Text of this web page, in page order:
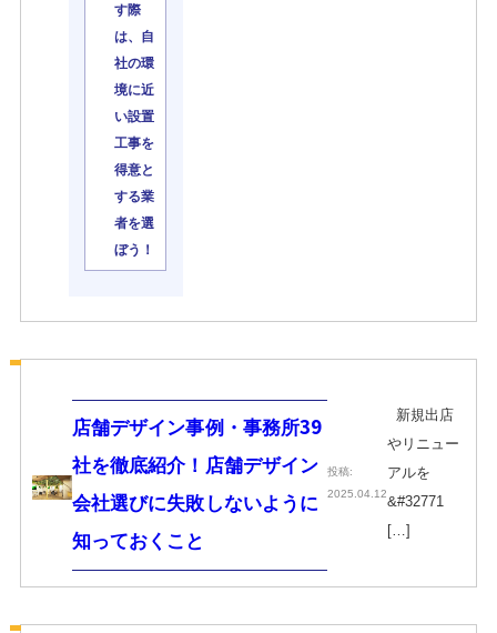
す際
は、自
社の環
境に近
い設置
工事を
得意と
する業
者を選
ぼう！
店舗デザイン事例・事務所39
社を徹底紹介！店舗デザイン
会社選びに失敗しないように
知っておくこと
投稿:
2025.04.12
新規出店
やリニュー
アルを
&#32771
[…]